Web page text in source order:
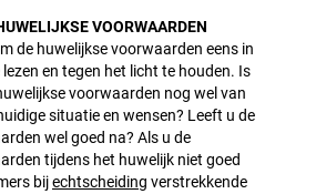
VOORWAARDEN
de huwelijkse voorwaarden eens in
en tegen het licht te houden. Is
voorwaarden nog wel van
situatie en wensen? Leeft u de
wel goed na? Als u de
tijdens het huwelijk niet goed
bijechtscheiding verstrekkende